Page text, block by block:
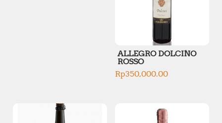
ALLEGRO DOLCINO
ROSSO
Rp350,000.00